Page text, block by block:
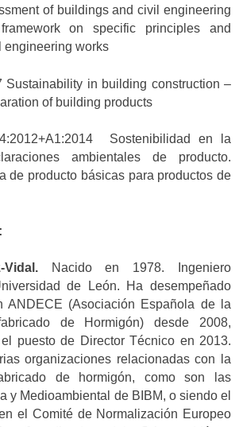
of buildings and civil engineering
on specific principles and
engineering works
Sustainability in building construction –
of building products
Sostenibilidad en la
ambientales de producto.
de producto básicas para productos de
Nacido en 1978. Ingeniero
de León. Ha desempeñado
ANDECE (Asociación Española de la
de Hormigón) desde 2008,
puesto de Director Técnico en 2013.
organizaciones relacionadas con la
de hormigón, como son las
y Medioambiental de BIBM, o siendo el
el Comité de Normalización Europeo